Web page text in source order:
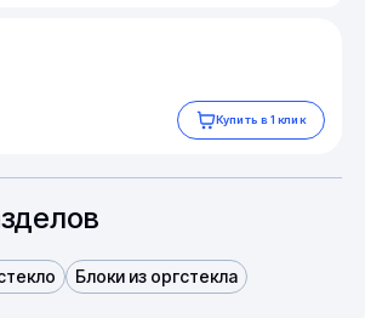
Купить в 1 клик
Блоки из оргстекла